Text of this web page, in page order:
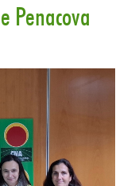
Penacova